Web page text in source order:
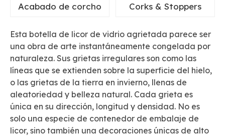
Acabado de corcho Corks & Stoppers
Esta botella de licor de vidrio agrietada parece ser
una obra de arte instantáneamente congelada por
naturaleza. Sus grietas irregulares son como las
líneas que se extienden sobre la superficie del hielo,
o las grietas de la tierra en invierno, llenas de
aleatoriedad y belleza natural. Cada grieta es
única en su dirección, longitud y densidad. No es
solo una especie de contenedor de embalaje de
licor, sino también una decoraciones únicas de alto